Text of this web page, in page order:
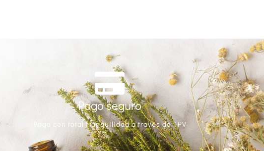
Pago seguro
Paga con total tranquilidad a través de TPV